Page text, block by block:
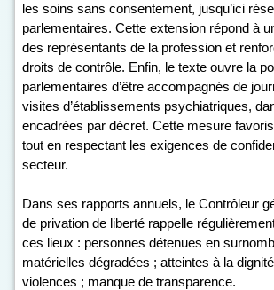
les soins sans consentement, jusqu’ici
parlementaires. Cette extension répond à
des représentants de la profession et
droits de contrôle. Enfin, le texte ouvre la
parlementaires d’être accompagnés de
visites d’établissements psychiatriques,
encadrées par décret. Cette mesure
tout en respectant les exigences de
secteur.
Dans ses rapports annuels, le Contrôleur
de privation de liberté rappelle
ces lieux : personnes détenues en
matérielles dégradées ; atteintes à la
violences ; manque de transparence.